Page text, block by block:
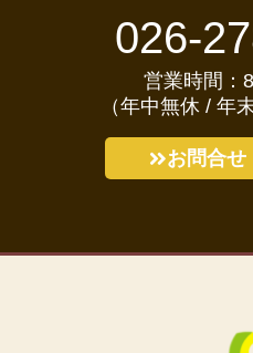
026-
営業時間：
（年中無休 / 年
お問合せ